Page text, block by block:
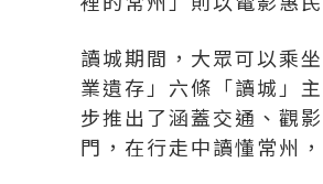
讀城期間，大眾可以乘
業遺存」六條「讀城」
步推出了涵蓋交通、觀
門，在行走中讀懂常州